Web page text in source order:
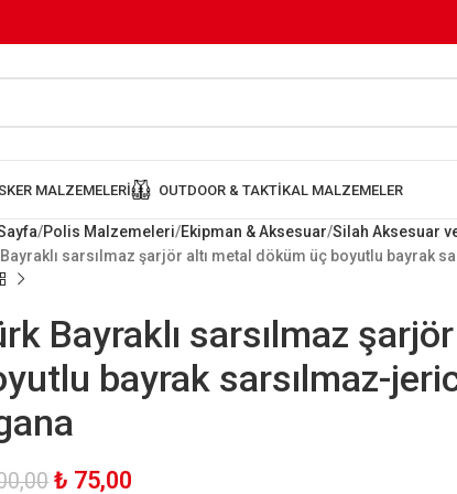
MALZEMELERI OUTDOOR & TAKTIKAL MALZEMELER
Polis Malzemeleri Ekipman & Aksesuar Silah Aksesuar
sarsılmaz şarjör altı metal döküm üç boyutlu bayrak
Bayraklı sarsılmaz
bayrak sarsılmaz-
₺ 75,00